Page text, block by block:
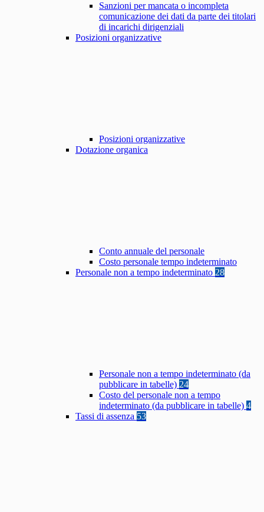
Sanzioni per mancata o incompleta
comunicazione dei dati da parte dei titolari
di incarichi dirigenziali
Posizioni organizzative
Posizioni organizzative
Dotazione organica
Conto annuale del personale
Costo personale tempo indeterminato
Personale non a tempo indeterminato 28
Personale non a tempo indeterminato (da
pubblicare in tabelle) 24
Costo del personale non a tempo
indeterminato (da pubblicare in tabelle) 4
Tassi di assenza 53